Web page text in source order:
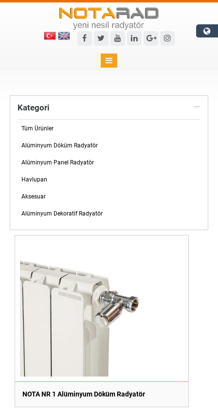

Kategori
Tüm Ürünler
Alüminyum Döküm Radyatör
Alüminyum Panel Radyatör
Havlupan
Aksesuar
Alüminyum Dekoratif Radyatör
NOTA NR 1 Alüminyum Döküm Radyatör